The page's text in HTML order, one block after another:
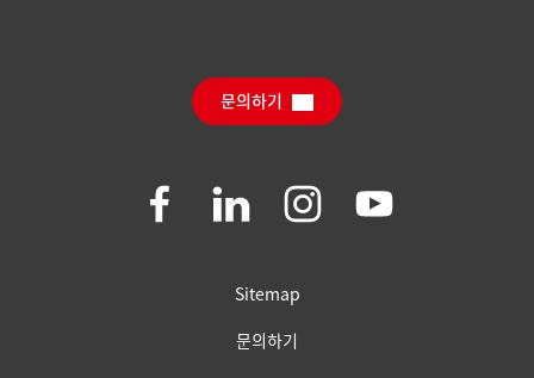
Sustainable Impact Report(영문)
SDS, TDS, RoHS, 제품 정보
문의하기
Join
Join
on
Join
on
Join
on
Sitemap
문의하기